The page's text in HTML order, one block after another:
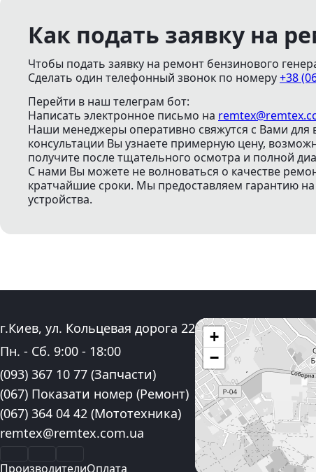
Как подать заявку на
Чтобы подать заявку на ремонт бензинового
Сделать один телефонный звонок по номеру+38
Перейти в наш телеграм бот:
Написать электронное письмо на
Наши менеджеры оперативно свяжутся с Вами для
консультации Вы узнаете примерную цену,
получите после тщательного осмотра и полной
С нами Вы можете не волноваться о качестве
кратчайшие сроки. Мы предоставляем гарантию
устройства.
Адрес:
г.Киев, ул. Кольцевая дорога 22
График работы:
Пн. - Сб. 9:00 - 18:00
Контактные номера телефона:
(093) 367 10 77 (Запчасти)
(067) Показати номер (Ремонт)
(067) 364 04 42 (Мототехника)
Электронная почта:
remtex@remtex.com.ua
ПроизводителиОплата
+
−